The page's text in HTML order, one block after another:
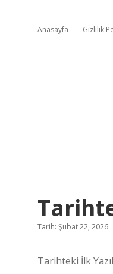
Anasayfa Gizlilik
Tarih: Şubat 22, 2026
Tarihteki İlk